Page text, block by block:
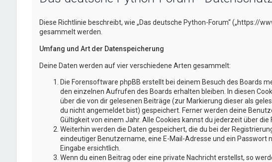
Diese Richtlinie beschreibt, wie „Das deutsche Python-Forum“ („https://
gesammelt werden.
Umfang und Art der Datenspeicherung
Deine Daten werden auf vier verschiedene Arten gesammelt:
Die Forensoftware phpBB erstellt bei deinem Besuch des Boards
den einzelnen Aufrufen des Boards erhalten bleiben. In diesen
über die von dir gelesenen Beiträge (zur Markierung dieser als
du nicht angemeldet bist) gespeichert. Ferner werden deine
Gültigkeit von einem Jahr. Alle Cookies kannst du jederzeit über die
Weiterhin werden die Daten gespeichert, die du bei der
eindeutiger Benutzername, eine E-Mail-Adresse und ein
Eingabe ersichtlich.
Wenn du einen Beitrag oder eine private Nachricht erstellst, so